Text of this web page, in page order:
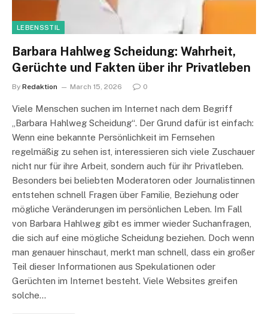
LEBENSSTIL
Barbara Hahlweg Scheidung: Wahrheit,
Gerüchte und Fakten über ihr Privatleben
By Redaktion March 15, 2026 0
Viele Menschen suchen im Internet nach dem Begriff
„Barbara Hahlweg Scheidung“. Der Grund dafür ist einfach:
Wenn eine bekannte Persönlichkeit im Fernsehen
regelmäßig zu sehen ist, interessieren sich viele Zuschauer
nicht nur für ihre Arbeit, sondern auch für ihr Privatleben.
Besonders bei beliebten Moderatoren oder Journalistinnen
entstehen schnell Fragen über Familie, Beziehung oder
mögliche Veränderungen im persönlichen Leben. Im Fall
von Barbara Hahlweg gibt es immer wieder Suchanfragen,
die sich auf eine mögliche Scheidung beziehen. Doch wenn
man genauer hinschaut, merkt man schnell, dass ein großer
Teil dieser Informationen aus Spekulationen oder
Gerüchten im Internet besteht. Viele Websites greifen
solche…